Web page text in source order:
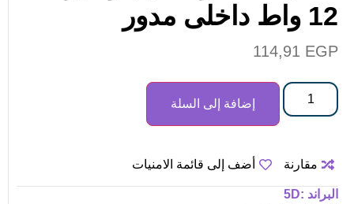
12 واط داخلى مدور
114,91 EGP
إضافة إلى السلة
مقارنة أضف إلى قائمة الامنيات
البراند :5D